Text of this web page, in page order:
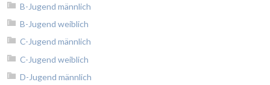
B-Jugend männlich
B-Jugend weiblich
C-Jugend männlich
C-Jugend weiblich
D-Jugend männlich